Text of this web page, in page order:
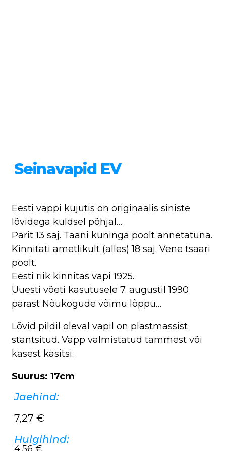
Seinavapid EV
Eesti vappi kujutis on originaalis siniste
lõvidega kuldsel põhjal…
Pärit 13 saj. Taani kuninga poolt annetatuna.
Kinnitati ametlikult (alles) 18 saj. Vene tsaari
poolt.
Eesti riik kinnitas vapi 1925.
Uuesti võeti kasutusele 7. augustil 1990
pärast Nõukogude võimu lõppu…
Lõvid pildil oleval vapil on plastmassist
stantsitud. Vapp valmistatud tammest või
kasest käsitsi.
Suurus: 17cm
Jaehind:
7,27 €
Hulgihind: